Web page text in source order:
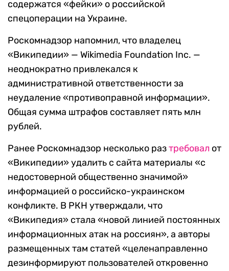
содержатся «фейки» о российской
спецоперации на Украине.
Роскомнадзор напомнил, что владелец
«Википедии» — Wikimedia Foundation Inc. —
неоднократно привлекался к
административной ответственности за
неудаление «противоправной информации».
Общая сумма штрафов составляет пять млн
рублей.
Ранее Роскомнадзор несколько разтребовал от
«Википедии» удалить с сайта материалы «с
недостоверной общественно значимой»
информацией о российско-украинском
конфликте. В РКН утверждали, что
«Википедия» стала «новой линией постоянных
информационных атак на россиян», а авторы
размещенных там статей «целенаправленно
дезинформируют пользователей откровенно